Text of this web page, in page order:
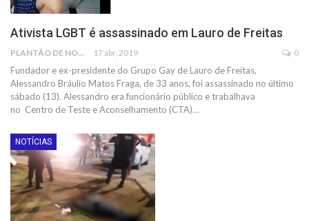
Ativista LGBT é assassinado em Lauro de Freitas
PLANTÃO DE NOTÍCIAS 17 abr, 2019 0
Fundador e ex-presidente do Grupo Gay de Lauro de Freitas,
Alessandro Bráulio Matos Fraga, de 33 anos, foi assassinado no último
sábado (13). Alessandro era funcionário público e trabalhava
no Centro de Teste e Aconselhamento (CTA)…
NOTÍCIAS